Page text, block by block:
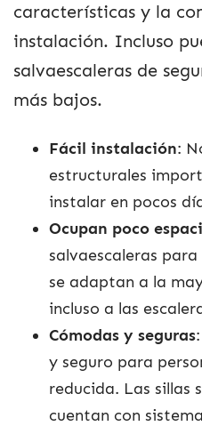
características y la
instalación. Incluso
salvaescaleras de
más bajos.
Fácil instalación:
estructurales
instalar en pocos
Ocupan poco
salvaescaleras
se adaptan a la
incluso a las
Cómodas y seguras
y seguro para
reducida. Las sillas
cuentan con